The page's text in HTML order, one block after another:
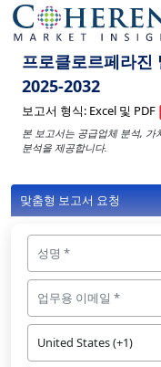
프로클로르페라진
2025-2032
보고서 형식: Excel 및 PDF
본 보고서는 공급업체 분석,
분석을 제공합니다.
맞춤형 보고서 요청